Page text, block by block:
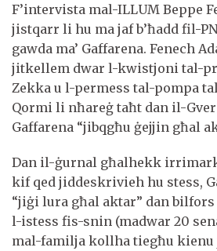
F’intervista mal-ILLUM Beppe
jistqarr li hu ma jaf b’ħadd fil-
gawda ma’ Gaffarena. Fenech
jitkellem dwar l-kwistjoni tal-
Zekka u l-permess tal-pompa
Qormi li nħareġ taħt dan il-
Gaffarena “jibqgħu ġejjin għal
Dan il-ġurnal għalhekk
kif qed jiddeskrivieh hu stess,
“jiġi lura għal aktar” dan
l-istess fis-snin (madwar 20
mal-familja kollha tiegħu kienu